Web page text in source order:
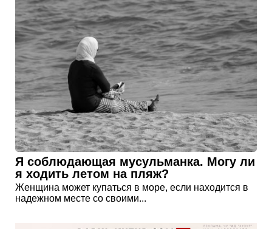
Я соблюдающая мусульманка. Могу ли
я ходить летом на пляж?
Женщина может купаться в море, если находится в
надежном месте со своими...